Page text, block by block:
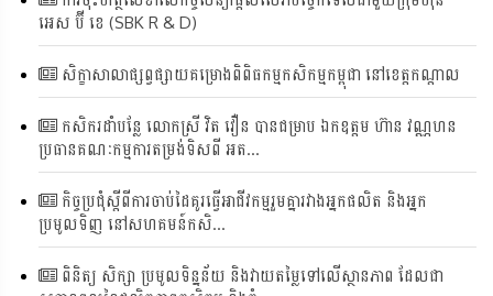
អេស ប៊ី ខេ (SBK R & D)
សិក្ខាសាលាផ្សព្វផ្សាយគម្រោងពិពិធកម្មកសិកម្មកម្ពុជា នៅខេត្តកណ្តាល
កសិករដាំបន្លែ លោកស្រី វិត វឿន បានជម្រាប ឯកឧត្តម ហ៊ាន វណ្ណហន
ប្រធានគណៈកម្មការតម្រង់ទិសពី អត...
កិច្ចប្រជុំស្តីពីការចាប់ដៃគូរធ្វើអាជីវកម្មរួមគ្នារវាងអ្នកផលិត និងអ្នក
ប្រមូលទិញ នៅសហគមន៍កសិ...
ពិនិត្យ សិក្សា ប្រមូលទិន្នន័យ និងវាយតម្លៃទៅលើស្ថានភាព ដែលជា